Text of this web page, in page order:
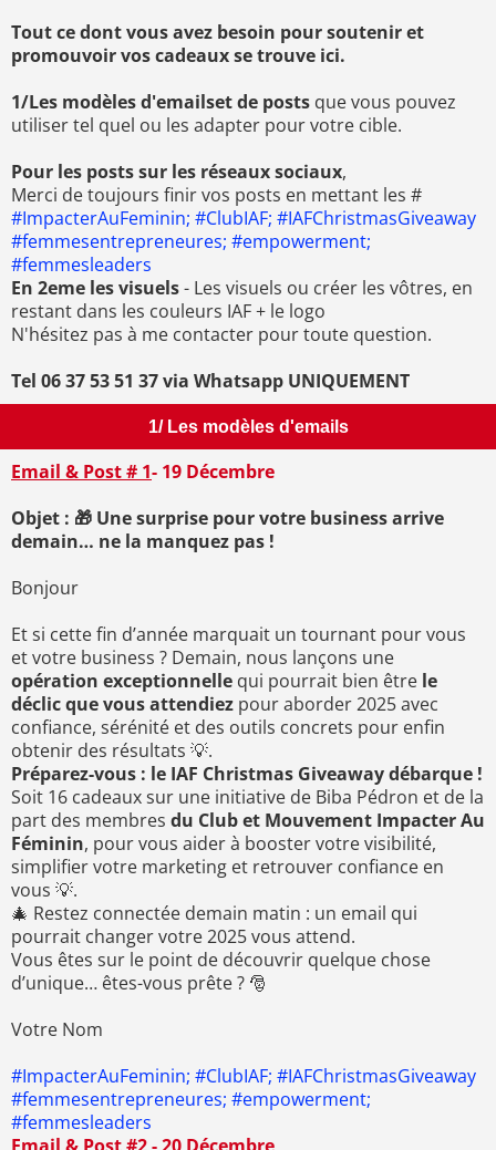
Tout ce dont vous avez besoin pour soutenir et
promouvoir vos cadeaux se trouve ici.
1/Les modèles d'emailset de posts que vous pouvez
utiliser tel quel ou les adapter pour votre cible.
Pour les posts sur les réseaux sociaux,
Merci de toujours finir vos posts en mettant les #
#ImpacterAuFeminin; #ClubIAF; #IAFChristmasGiveaway
#femmesentrepreneures; #empowerment;
#femmesleaders
En 2eme les visuels- Les visuels ou créer les vôtres, en
restant dans les couleurs IAF + le logo
N'hésitez pas à me contacter pour toute question.
Tel 06 37 53 51 37 via Whatsapp UNIQUEMENT
1/ Les modèles d'emails
Email & Post # 1- 19 Décembre
Objet : 🎁 Une surprise pour votre business arrive
demain… ne la manquez pas !
Bonjour
Et si cette fin d’année marquait un tournant pour vous
et votre business ? Demain, nous lançons une
opération exceptionnelle qui pourrait bien être le
déclic que vous attendiez pour aborder 2025 avec
confiance, sérénité et des outils concrets pour enfin
obtenir des résultats 💡.
Préparez-vous : le IAF Christmas Giveaway débarque !
Soit 16 cadeaux sur une initiative de Biba Pédron et de la
part des membres du Club et Mouvement Impacter Au
Féminin, pour vous aider à booster votre visibilité,
simplifier votre marketing et retrouver confiance en
vous 💡.
🎄 Restez connectée demain matin : un email qui
pourrait changer votre 2025 vous attend.
Vous êtes sur le point de découvrir quelque chose
d’unique… êtes-vous prête ? 🎅
Votre Nom
#ImpacterAuFeminin; #ClubIAF; #IAFChristmasGiveaway
#femmesentrepreneures; #empowerment;
#femmesleaders